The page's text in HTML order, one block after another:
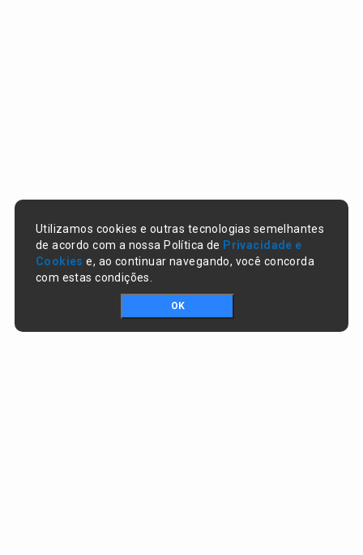
Utilizamos cookies e outras tecnologias semelhantes
de acordo com a nossa Política de Privacidade e
Cookies e, ao continuar navegando, você concorda
com estas condições.
OK